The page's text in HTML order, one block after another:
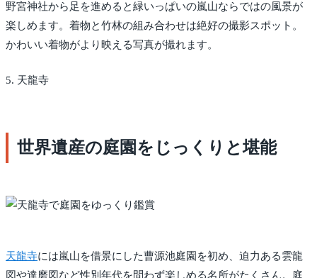
野宮神社から足を進めると緑いっぱいの嵐山ならではの風景が
楽しめます。着物と竹林の組み合わせは絶好の撮影スポット。
かわいい着物がより映える写真が撮れます。
5. 天龍寺
世界遺産の庭園をじっくりと堪能
天龍寺には嵐山を借景にした曹源池庭園を初め、迫力ある雲龍
図や達磨図など性別年代を問わず楽しめる名所がたくさん。庭